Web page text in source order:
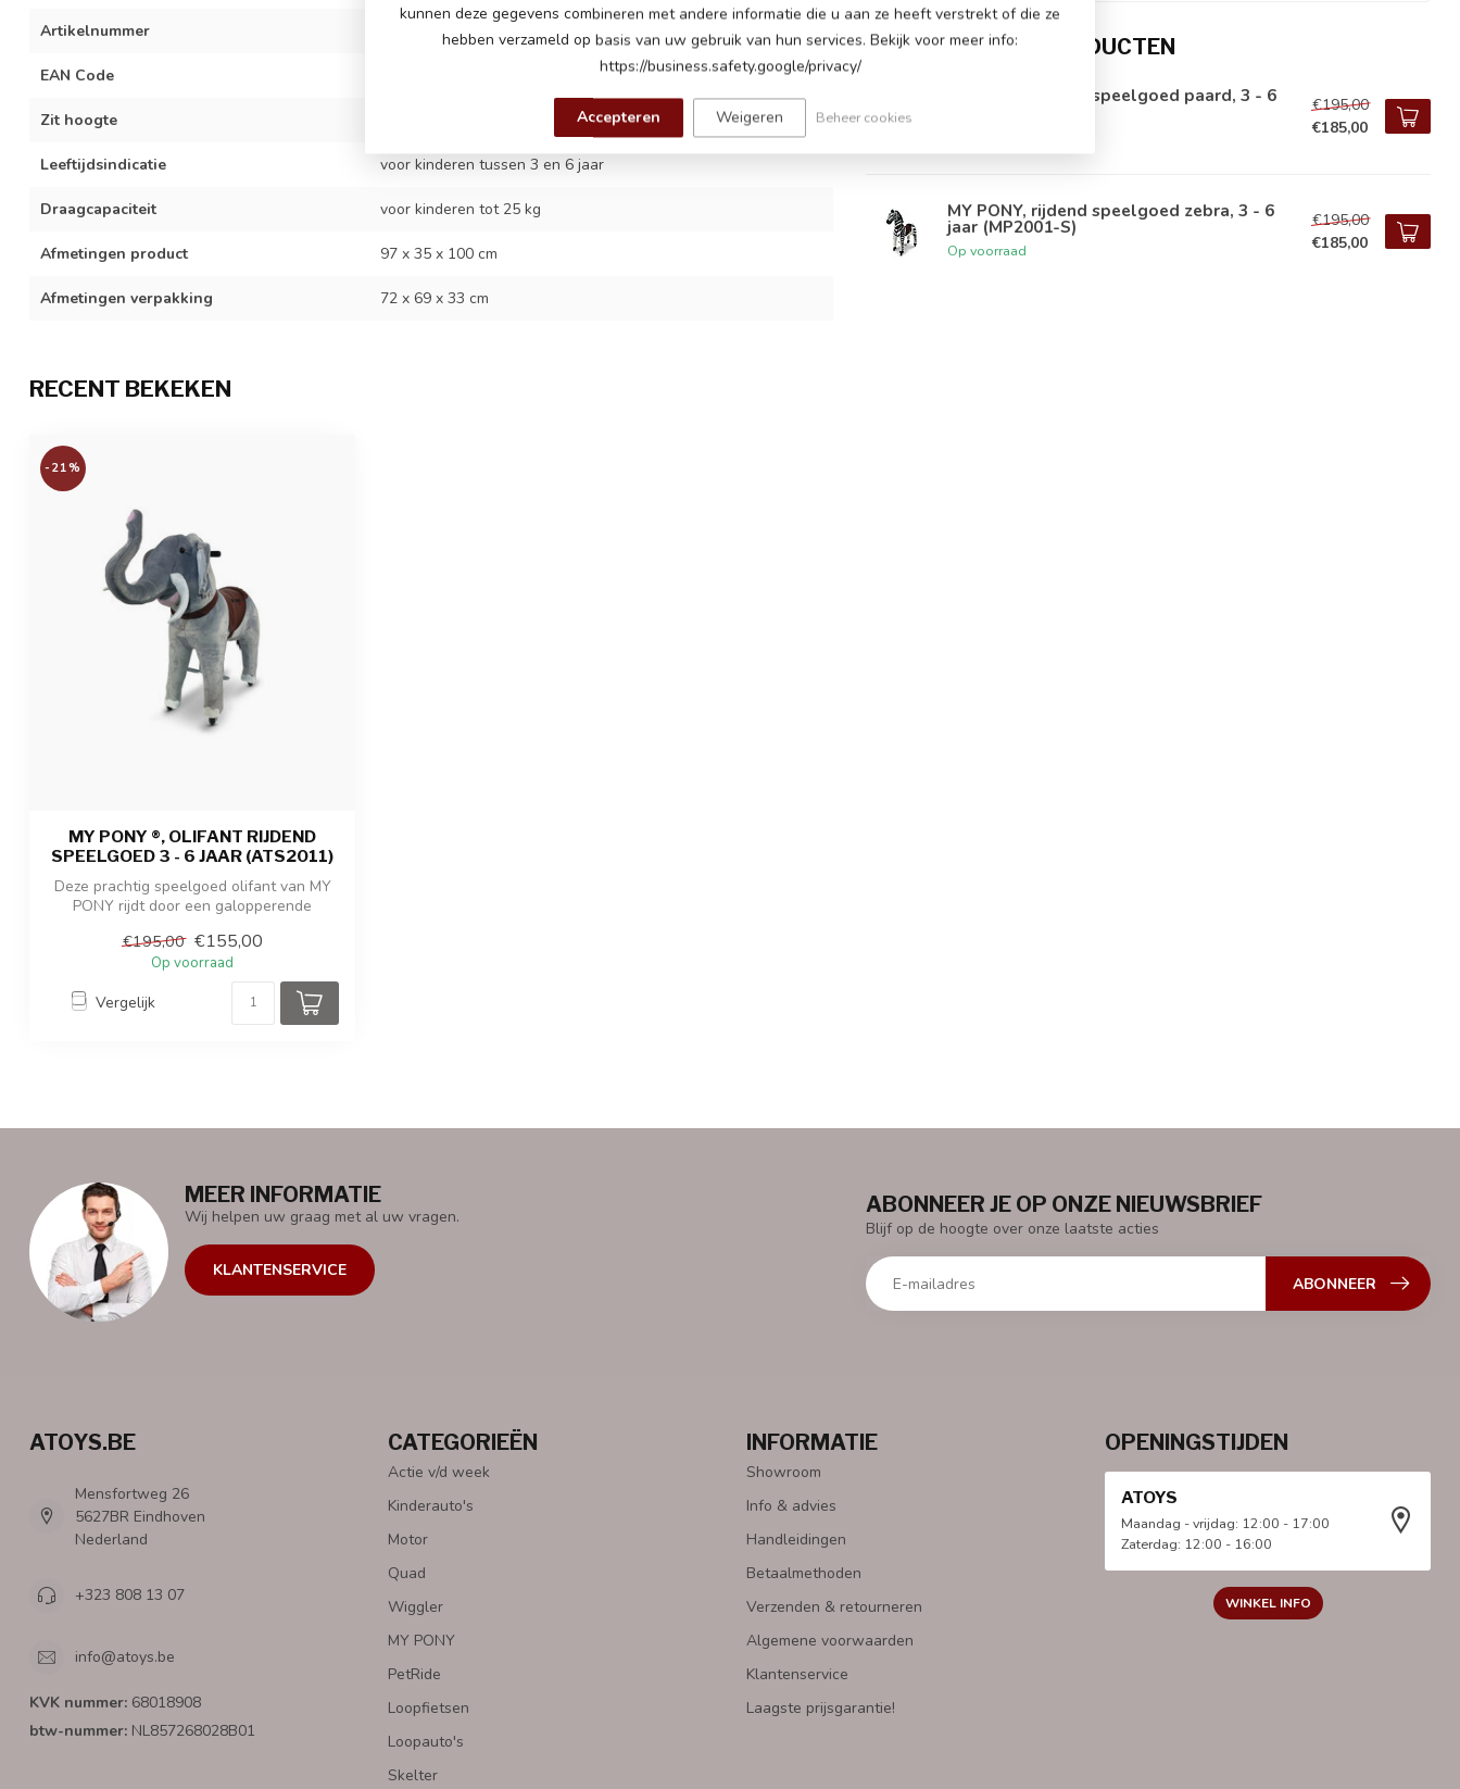
Artikelnummer ATS2011
EAN Code
Zit hoogte
Leeftijdsindicatie voor kinderen tussen 3 en 6 jaar
Draagcapaciteit voor kinderen tot 25 kg
Afmetingen product 97 x 35 x 100 cm
Afmetingen verpakking 72 x 69 x 33 cm
GERELATEERDE PRODUCTEN
MY PONY, rijdend speelgoed paard, 3 - 6
€195,00
€185,00
MY PONY, rijdend speelgoed zebra, 3 - 6
jaar (MP2001-S)
Op voorraad
€195,00
€185,00
RECENT BEKEKEN
-21%
MY PONY ®, OLIFANT RIJDEND
SPEELGOED 3 - 6 JAAR (ATS2011)
Deze prachtig speelgoed olifant van MY
PONY rijdt door een galopperende
€195,00 €155,00
Op voorraad
Vergelijk
MEER INFORMATIE
Wij helpen uw graag met al uw vragen.
KLANTENSERVICE
ABONNEER JE OP ONZE NIEUWSBRIEF
Blijf op de hoogte over onze laatste acties
ABONNEER
ATOYS.BE
Mensfortweg 26
5627BR Eindhoven
Nederland
+323 808 13 07
info@atoys.be
KVK nummer: 68018908
btw-nummer: NL857268028B01
CATEGORIEËN
Actie v/d week
Kinderauto's
Motor
Quad
Wiggler
MY PONY
PetRide
Loopfietsen
Loopauto's
Skelter
INFORMATIE
Showroom
Info & advies
Handleidingen
Betaalmethoden
Verzenden & retourneren
Algemene voorwaarden
Klantenservice
Laagste prijsgarantie!
OPENINGSTIJDEN
ATOYS
Maandag - vrijdag: 12:00 - 17:00
Zaterdag: 12:00 - 16:00
WINKEL INFO
kunnen deze gegevens combineren met andere informatie die u aan ze heeft verstrekt of die ze
hebben verzameld op basis van uw gebruik van hun services. Bekijk voor meer info:
https://business.safety.google/privacy/
Accepteren Weigeren Beheer cookies